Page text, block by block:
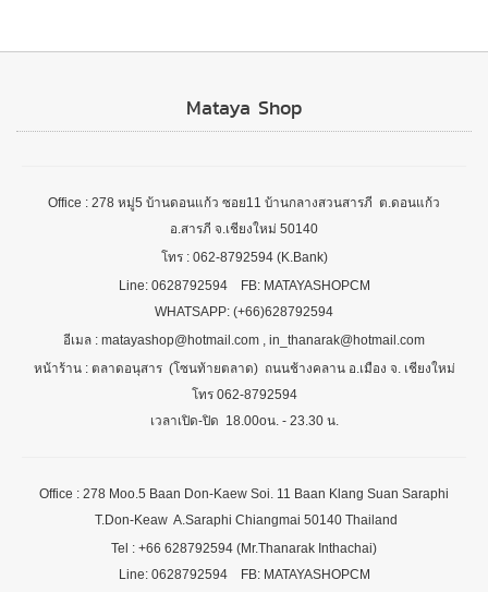
Mataya Shop
Office : 278 หมู่5 บ้านดอนแก้ว ซอย11 บ้านกลางสวนสารภี ต.ดอนแก้ว
อ.สารภี จ.เชียงใหม่ 50140
โทร : 062-8792594 (K.Bank)
Line: 0628792594 FB: MATAYASHOPCM
WHATSAPP: (+66)628792594
อีเมล : matayashop@hotmail.com , in_thanarak@hotmail.com
หน้าร้าน : ตลาดอนุสาร (โซนท้ายตลาด) ถนนช้างคลาน อ.เมือง จ. เชียงใหม่
โทร 062-8792594
เวลาเปิด-ปิด 18.00oน. - 23.30 น.
Office : 278 Moo.5 Baan Don-Kaew Soi. 11 Baan Klang Suan Saraphi
T.Don-Keaw A.Saraphi Chiangmai 50140 Thailand
Tel : +66 628792594 (Mr.Thanarak Inthachai)
Line: 0628792594 FB: MATAYASHOPCM